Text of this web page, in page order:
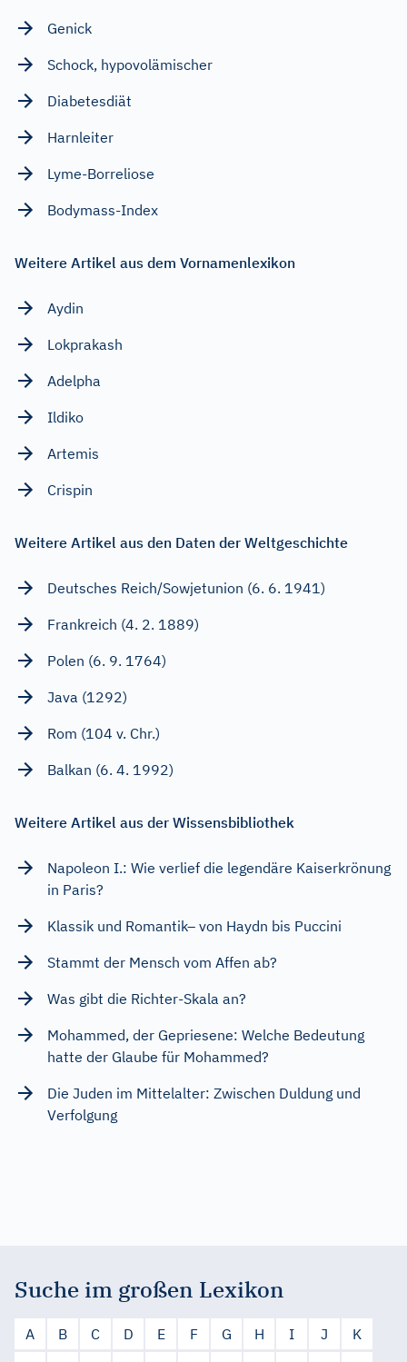
Genick
Schock, hypovolämischer
Diabetesdiät
Harnleiter
Lyme-Borreliose
Bodymass-Index
Weitere Artikel aus dem Vornamenlexikon
Aydin
Lokprakash
Adelpha
Ildiko
Artemis
Crispin
Weitere Artikel aus den Daten der Weltgeschichte
Deutsches Reich/Sowjetunion (6. 6. 1941)
Frankreich (4. 2. 1889)
Polen (6. 9. 1764)
Java (1292)
Rom (104 v. Chr.)
Balkan (6. 4. 1992)
Weitere Artikel aus der Wissensbibliothek
Napoleon I.: Wie verlief die legendäre Kaiserkrönung
in Paris?
Klassik und Romantik– von Haydn bis Puccini
Stammt der Mensch vom Affen ab?
Was gibt die Richter-Skala an?
Mohammed, der Gepriesene: Welche Bedeutung
hatte der Glaube für Mohammed?
Die Juden im Mittelalter: Zwischen Duldung und
Verfolgung
Suche im großen Lexikon
A B C D E F G H I J
K